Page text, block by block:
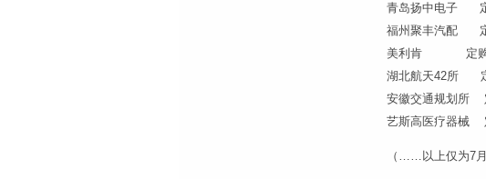
青岛扬中电子 定
福州聚丰汽配 定
美利肯 定购2台
湖北航天42所 定
安徽交通规划所
艺斯高医疗器械
（……以上仅为7